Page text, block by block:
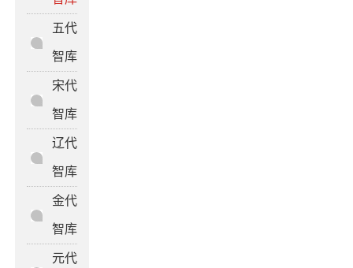
五代
智库
宋代
智库
辽代
智库
金代
智库
元代